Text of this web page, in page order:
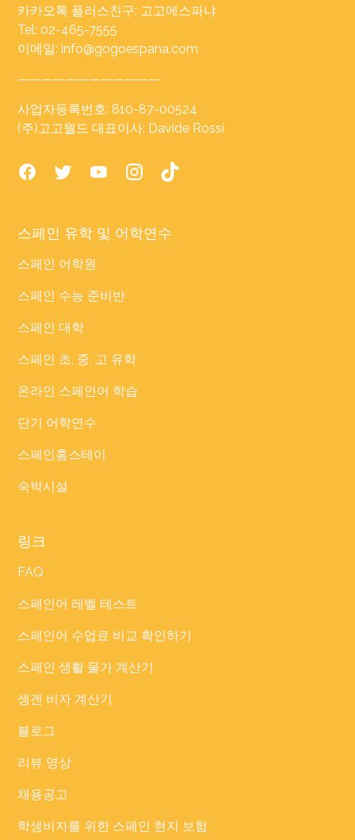
카카오톡 플러스친구: 고고에스파냐
Tel: 02-465-7555
이메일: info@gogoespana.com
————————————
사업자등록번호: 810-87-00524
(주)고고월드 대표이사: Davide Rossi
스페인 유학 및 어학연수
스페인 어학원
스페인 수능 준비반
스페인 대학
스페인 초, 중, 고 유학
온라인 스페인어 학습
단기 어학연수
스페인홈스테이
숙박시설
링크
FAQ
스페인어 레벨 테스트
스페인어 수업료 비교 확인하기
스페인 생활 물가 계산기
솅겐 비자 계산기
블로그
리뷰 영상
채용공고
학생비자를 위한 스페인 현지 보험